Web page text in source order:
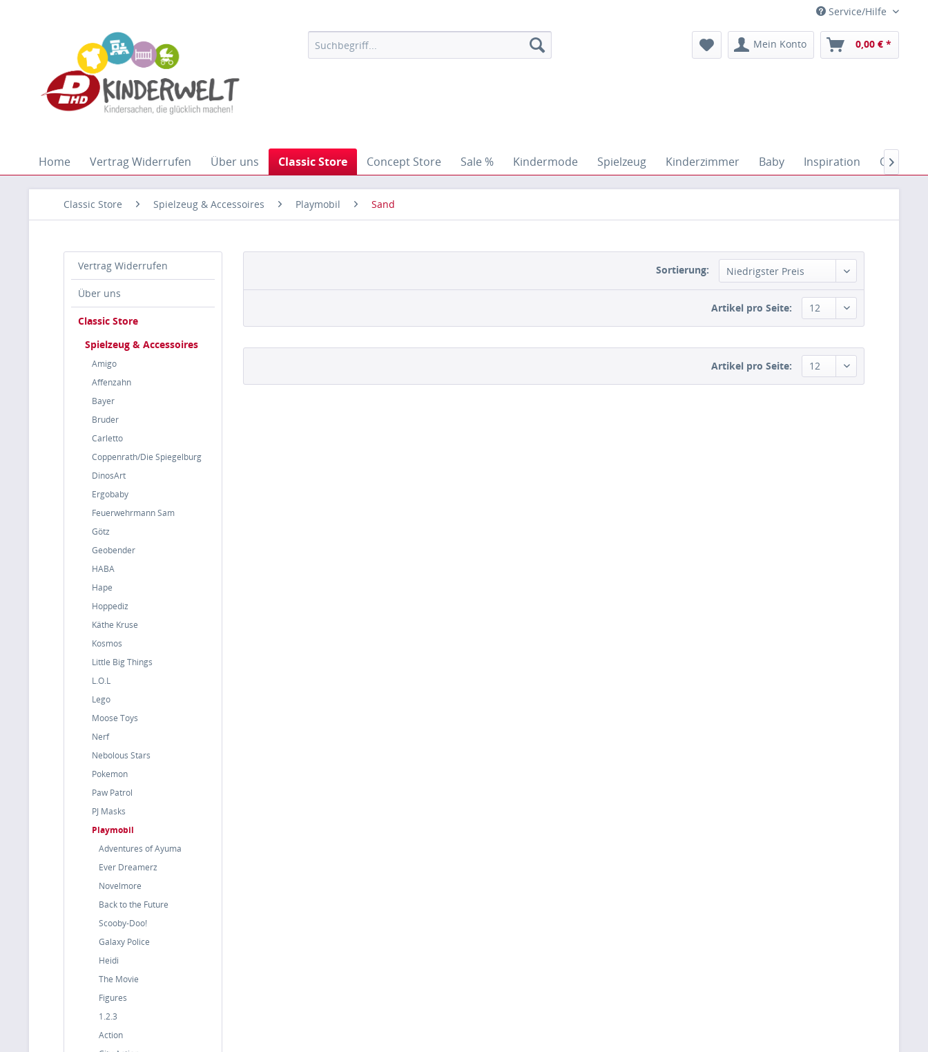
Service/Hilfe
Mein Konto 0,00 € *
Home Vertrag Widerrufen Über uns Classic Store Concept Store Sale % Kindermode Spielzeug Kinderzimmer Baby Inspiration Outdoor

Classic Store Spielzeug & Accessoires Playmobil Sand
Vertrag Widerrufen
Über uns
Classic Store
Spielzeug & Accessoires
Amigo
Affenzahn
Bayer
Bruder
Carletto
Coppenrath/Die Spiegelburg
DinosArt
Ergobaby
Feuerwehrmann Sam
Götz
Geobender
HABA
Hape
Hoppediz
Käthe Kruse
Kosmos
Little Big Things
L.O.L
Lego
Moose Toys
Nerf
Nebolous Stars
Pokemon
Paw Patrol
PJ Masks
Playmobil
Adventures of Ayuma
Ever Dreamerz
Novelmore
Back to the Future
Scooby-Doo!
Galaxy Police
Heidi
The Movie
Figures
1.2.3
Action
Sortierung:
Artikel pro Seite:
Artikel pro Seite: